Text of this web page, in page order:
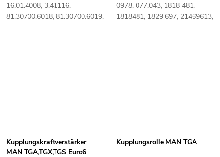
16.01.4008, 3.41116,
81.30700.6018, 81.30700.6019,
81.30700.6020, 81.30700.6022,
0978, 077.043, 1818 481,
1818481, 1829 697, 21469613,
21569613, 3189600045, 4256
Kupplungskraftverstärker
MAN TGA,TGX,TGS Euro6
Kupplungsrolle MAN TGA